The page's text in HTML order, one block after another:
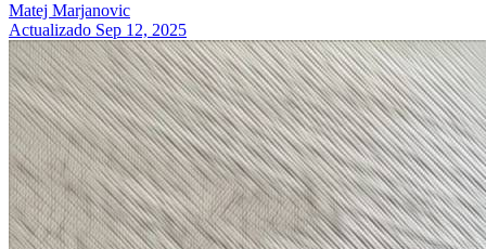
Matej Marjanovic
Actualizado Sep 12, 2025